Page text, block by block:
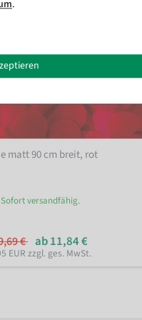
matt 90 cm breit, rot
Sofort versandfähig.
€ ab 11,84 €
EUR zzgl. ges. MwSt.
.